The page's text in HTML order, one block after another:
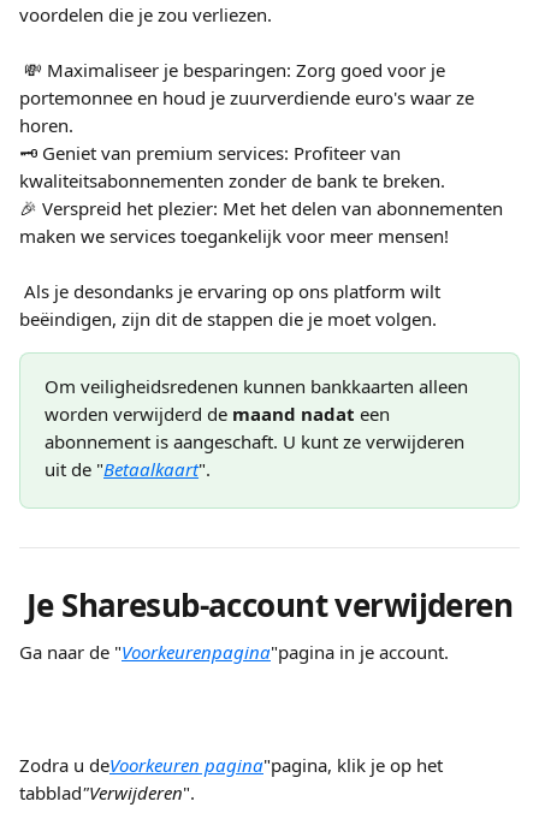
voordelen die je zou verliezen.
portemonnee en houd je zuurverdiende euro's waar ze
horen.
🗝️ Geniet van premium services: Profiteer van
kwaliteitsabonnementen zonder de bank te breken.
🎉 Verspreid het plezier: Met het delen van abonnementen
maken we services toegankelijk voor meer mensen!
beëindigen, zijn dit de stappen die je moet volgen.
Om veiligheidsredenen kunnen bankkaarten alleen
worden verwijderd de maand nadat een
abonnement is aangeschaft. U kunt ze verwijderen
uit de "Betaalkaart".
Je Sharesub-account verwijderen
Ga naar de "Voorkeurenpagina"pagina in je account.
Zodra u deVoorkeuren pagina"pagina, klik je op het
tabblad"Verwijderen".